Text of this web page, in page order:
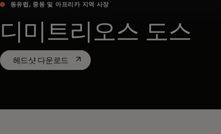
동유럽, 중동 및 아프리카 지역 사장
디미트리오스 도스
헤드샷 다운로드 새 탭에서 열림